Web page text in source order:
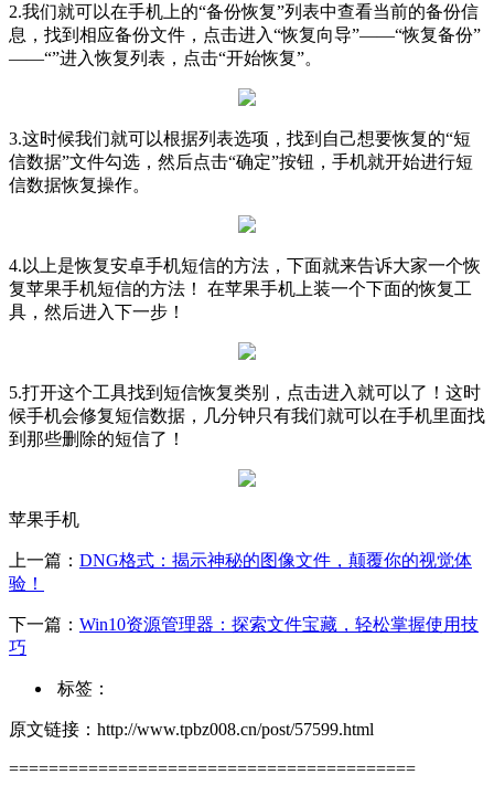
2.我们就可以在手机上的“备份恢复”列表中查看当前的备份信
息，找到相应备份文件，点击进入“恢复向导”——“恢复备份”
——“”进入恢复列表，点击“开始恢复”。
3.这时候我们就可以根据列表选项，找到自己想要恢复的“短
信数据”文件勾选，然后点击“确定”按钮，手机就开始进行短
信数据恢复操作。
4.以上是恢复安卓手机短信的方法，下面就来告诉大家一个恢
复苹果手机短信的方法！ 在苹果手机上装一个下面的恢复工
具，然后进入下一步！
5.打开这个工具找到短信恢复类别，点击进入就可以了！这时
候手机会修复短信数据，几分钟只有我们就可以在手机里面找
到那些删除的短信了！
苹果手机
上一篇： DNG格式：揭示神秘的图像文件，颠覆你的视觉体
验！
下一篇： Win10资源管理器：探索文件宝藏，轻松掌握使用技
巧
标签：
原文链接：http://www.tpbz008.cn/post/57599.html
=========================================